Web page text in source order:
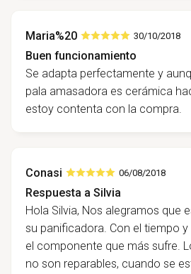
Maria%20 30/10/2018
Buen funcionamiento
Se adapta perfectamente y
pala amasadora es cerámica
estoy contenta con la compra.
Conasi 06/08/2018
Respuesta a Silvia
Hola Silvia, Nos alegramos que
su panificadora. Con el tiempo
el componente que más sufre.
no son reparables, cuando se